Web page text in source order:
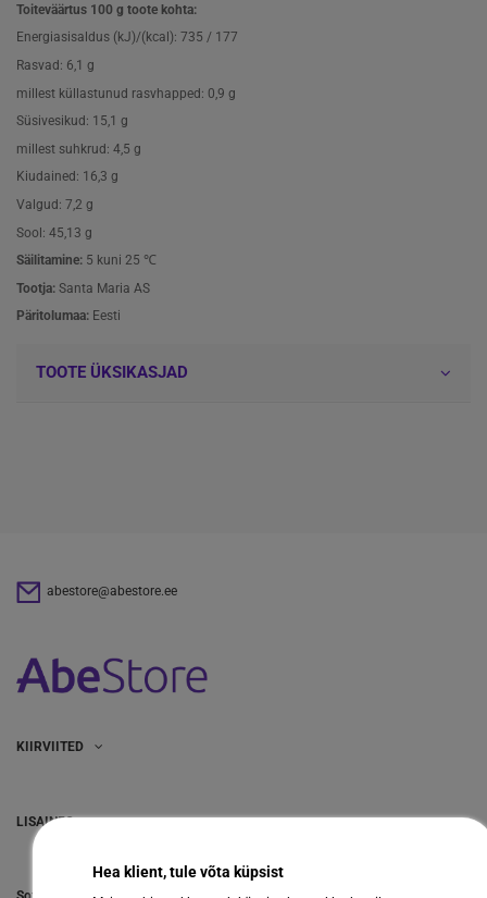
Toiteväärtus 100 g toote kohta:
Energiasisaldus (kJ)/(kcal): 735 / 177
Rasvad: 6,1 g
millest küllastunud rasvhapped: 0,9 g
Süsivesikud: 15,1 g
millest suhkrud: 4,5 g
Kiudained: 16,3 g
Valgud: 7,2 g
Sool: 45,13 g
Säilitamine: 5 kuni 25 ℃
Tootja: Santa Maria AS
Päritolumaa: Eesti
TOOTE ÜKSIKASJAD
abestore@abestore.ee
KIIRVIITED
LISAINFO
Hea klient, tule võta küpsist